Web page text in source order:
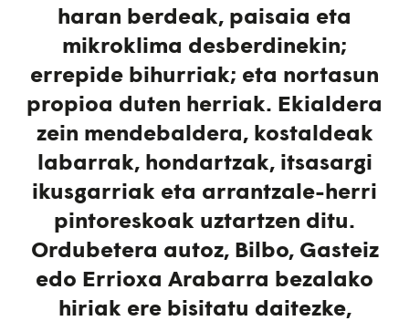
haran berdeak, paisaia eta
mikroklima desberdinekin;
errepide bihurriak; eta nortasun
propioa duten herriak. Ekialdera
zein mendebaldera, kostaldeak
labarrak, hondartzak, itsasargi
ikusgarriak eta arrantzale-herri
pintoreskoak uztartzen ditu.
Ordubetera autoz, Bilbo, Gasteiz
edo Errioxa Arabarra bezalako
hiriak ere bisitatu daitezke,